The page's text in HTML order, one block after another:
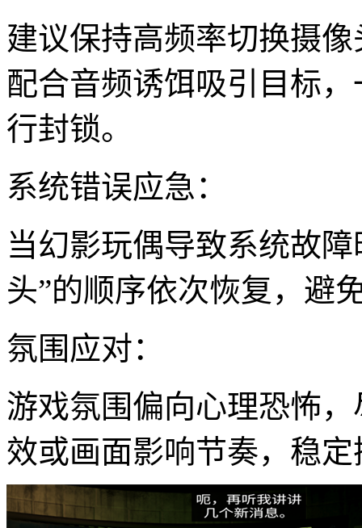
建议保持高频率切换摄
配合音频诱饵吸引目标
行封锁。
系统错误应急：
当幻影玩偶导致系统故
头”的顺序依次恢复，避
氛围应对：
游戏氛围偏向心理恐怖
效或画面影响节奏，稳